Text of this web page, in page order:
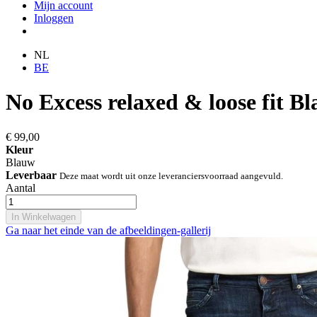
Mijn account
Inloggen
NL
BE
No Excess relaxed & loose fit
€ 99,00
Kleur
Blauw
Leverbaar Deze maat wordt uit onze leveranciersvoorraad aangevuld.
Aantal
In Winkelwagen
Ga naar het einde van de afbeeldingen-gallerij